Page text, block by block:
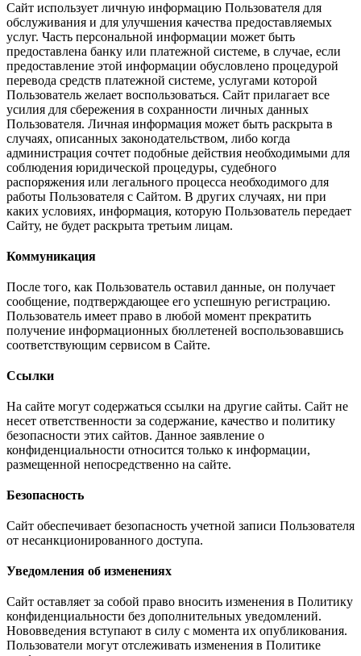
Сайт использует личную информацию Пользователя для
обслуживания и для улучшения качества предоставляемых
услуг. Часть персональной информации может быть
предоставлена банку или платежной системе, в случае, если
предоставление этой информации обусловлено процедурой
перевода средств платежной системе, услугами которой
Пользователь желает воспользоваться. Сайт прилагает все
усилия для сбережения в сохранности личных данных
Пользователя. Личная информация может быть раскрыта в
случаях, описанных законодательством, либо когда
администрация сочтет подобные действия необходимыми для
соблюдения юридической процедуры, судебного
распоряжения или легального процесса необходимого для
работы Пользователя с Сайтом. В других случаях, ни при
каких условиях, информация, которую Пользователь передает
Сайту, не будет раскрыта третьим лицам.
Коммуникация
После того, как Пользователь оставил данные, он получает
сообщение, подтверждающее его успешную регистрацию.
Пользователь имеет право в любой момент прекратить
получение информационных бюллетеней воспользовавшись
соответствующим сервисом в Сайте.
Ссылки
На сайте могут содержаться ссылки на другие сайты. Сайт не
несет ответственности за содержание, качество и политику
безопасности этих сайтов. Данное заявление о
конфиденциальности относится только к информации,
размещенной непосредственно на сайте.
Безопасность
Сайт обеспечивает безопасность учетной записи Пользователя
от несанкционированного доступа.
Уведомления об изменениях
Сайт оставляет за собой право вносить изменения в Политику
конфиденциальности без дополнительных уведомлений.
Нововведения вступают в силу с момента их опубликования.
Пользователи могут отслеживать изменения в Политике